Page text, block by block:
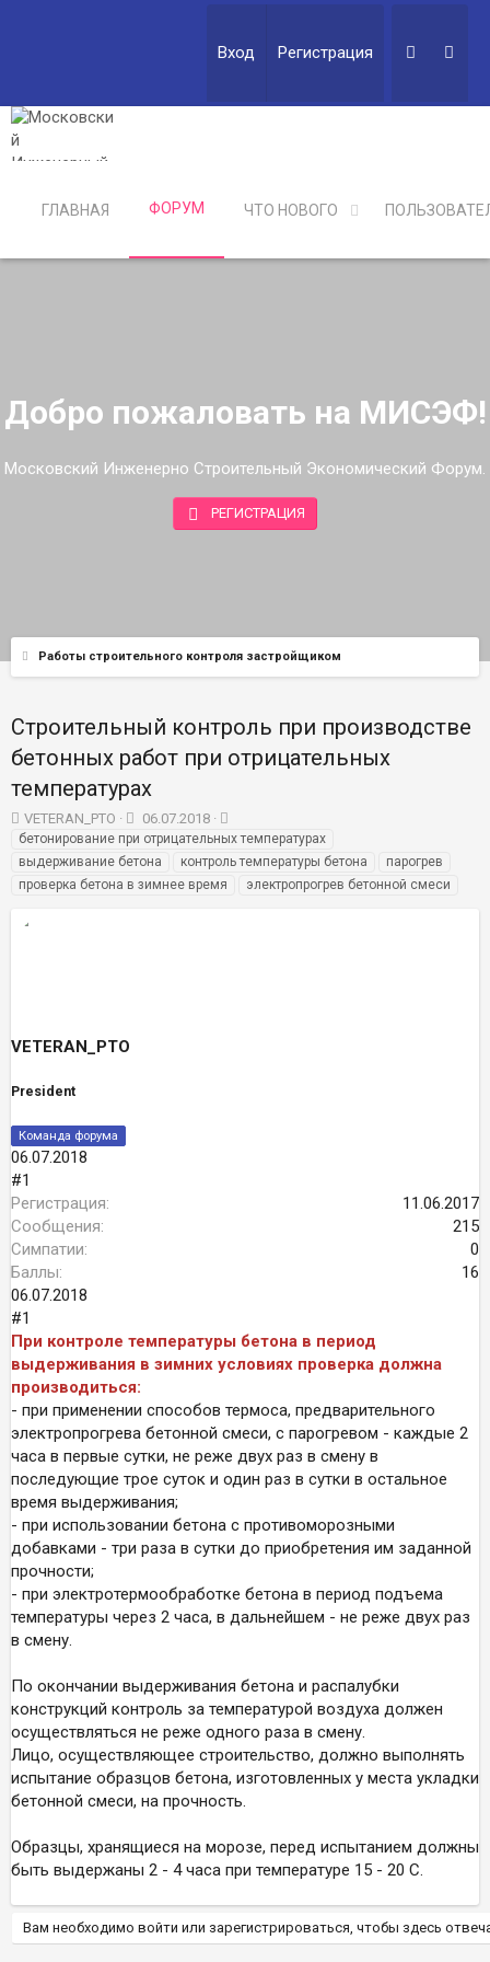
Вход Регистрация
ГЛАВНАЯ ФОРУМ ЧТО НОВОГО
Добро пожаловать на МИСЭФ!
Московский Инженерно Строительный Экономический Форум.
РЕГИСТРАЦИЯ
Работы строительного контроля застройщиком
Строительный контроль при производстве
бетонных работ при отрицательных
температурах
А
в
т
р
VETERAN_PTO
Д
а
т
06.07.2018
е
г
бетонирование при отрицательных температурах
выдерживание бетона
контроль температуры бетона
парогрев
проверка бетона в зимнее время
электропрогрев бетонной смеси
VETERAN_PTO
President
Команда форума
06.07.2018
#1
Регистрация
11.06.2017
Сообщения
215
Симпатии
0
Баллы
16
06.07.2018
#1
При контроле температуры бетона в период
выдерживания в зимних условиях проверка должна
производиться:
- при применении способов термоса, предварительного
электропрогрева бетонной смеси, с парогревом - каждые 2
часа в первые сутки, не реже двух раз в смену в
последующие трое суток и один раз в сутки в остальное
время выдерживания;
- при использовании бетона с противоморозными
добавками - три раза в сутки до приобретения им заданной
прочности;
- при электротермообработке бетона в период подъема
температуры через 2 часа, в дальнейшем - не реже двух раз
в смену.
По окончании выдерживания бетона и распалубки
конструкций контроль за температурой воздуха должен
осуществляться не реже одного раза в смену.
Лицо, осуществляющее строительство, должно выполнять
испытание образцов бетона, изготовленных у места укладки
бетонной смеси, на прочность.
Образцы, хранящиеся на морозе, перед испытанием должны
быть выдержаны 2 - 4 часа при температуре 15 - 20 С.
Вам необходимо войти или зарегистрироваться, чтобы здесь